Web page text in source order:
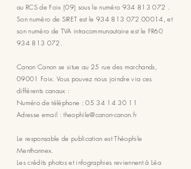
au RCS de Foix (09) sous le numéro 934 813 072 .
Son numéro de SIRET est le 934 813 072 00014, et
son numéro de TVA intracommunautaire est le FR60
934 813 072 .
Canon Canon se situe au 25 rue des marchands,
09001 Foix. Vous pouvez nous joindre via ces
différents canaux :
Numéro de téléphone :05 34 14 30 11
Adresse email :theophile@canon-canon.fr
Le responsable de publication est Théophile
Menthonnex.
Les crédits photos et infographies reviennent à Léa